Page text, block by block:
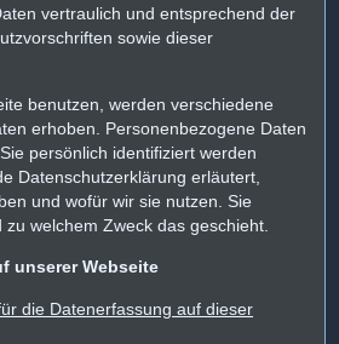
vertraulich und entsprechend der
sowie dieser
benutzen, werden verschiedene
erhoben. Personenbezogene Daten
persönlich identifiziert werden
Datenschutzerklärung erläutert,
und wofür wir sie nutzen. Sie
welchem Zweck das geschieht.
unserer Webseite
die Datenerfassung auf dieser